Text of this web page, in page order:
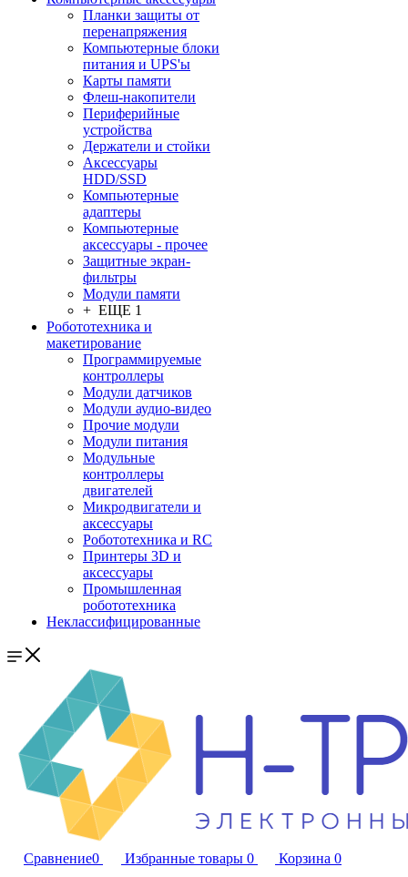
Планки защиты от
перенапряжения
Компьютерные блоки
питания и UPS'ы
Карты памяти
Флеш-накопители
Периферийные
устройства
Держатели и стойки
Аксессуары
HDD/SSD
Компьютерные
адаптеры
Компьютерные
аксессуары - прочее
Защитные экран-
фильтры
Модули памяти
+ ЕЩЕ 1
Робототехника и
макетирование
Программируемые
контроллеры
Модули датчиков
Модули аудио-видео
Прочие модули
Модули питания
Модульные
контроллеры
двигателей
Микродвигатели и
аксессуары
Робототехника и RC
Принтеры 3D и
аксессуары
Промышленная
робототехника
Неклассифицированные
Сравнение0 Избранные товары 0 Корзина 0